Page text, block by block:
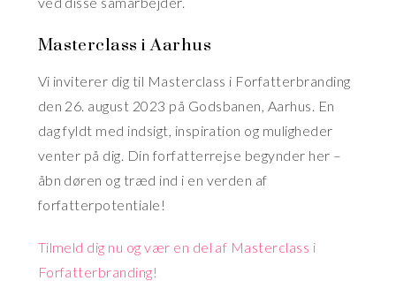
Masterclass i Aarhus
Vi inviterer dig til Masterclass i Forfatterbranding
den 26. august 2023 på Godsbanen, Aarhus. En
dag fyldt med indsigt, inspiration og muligheder
venter på dig. Din forfatterrejse begynder her –
åbn døren og træd ind i en verden af
forfatterpotentiale!
Tilmeld dig nu og vær en del af Masterclass i
Forfatterbranding!